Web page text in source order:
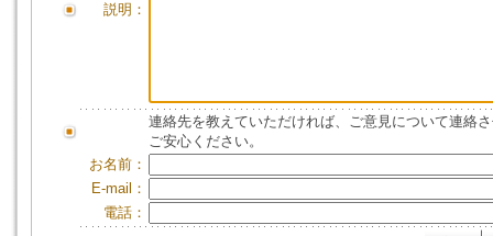
説明：
連絡先を教えていただければ、ご意見について連絡
ご安心ください。
お名前：
E-mail：
電話：